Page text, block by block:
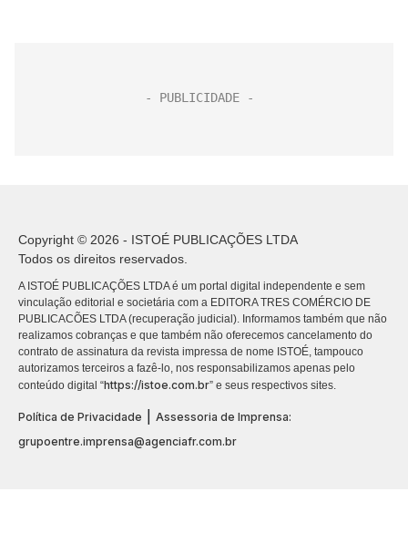
Copyright © 2026 - ISTOÉ PUBLICAÇÕES LTDA
Todos os direitos reservados.
A ISTOÉ PUBLICAÇÕES LTDA é um portal digital independente e sem
vinculação editorial e societária com a EDITORA TRES COMÉRCIO DE
PUBLICACÕES LTDA (recuperação judicial). Informamos também que não
realizamos cobranças e que também não oferecemos cancelamento do
contrato de assinatura da revista impressa de nome ISTOÉ, tampouco
autorizamos terceiros a fazê-lo, nos responsabilizamos apenas pelo
conteúdo digital “https://istoe.com.br” e seus respectivos sites.
Política de Privacidade
Assessoria de Imprensa:
grupoentre.imprensa@agenciafr.com.br